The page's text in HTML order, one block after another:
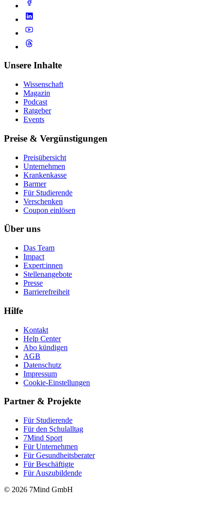
Unsere Inhalte
Wissenschaft
Magazin
Podcast
Ratgeber
Events
Preise & Vergünstigungen
Preisübersicht
Unternehmen
Krankenkasse
Barmer
Für Studierende
Ver­schen­ken
Coupon einlösen
Über uns
Das Team
Impact
Expert:innen
Stellenangebote
Presse
Barrierefreiheit
Hilfe
Kontakt
Help Center
Abo kündigen
AGB
Datenschutz
Impressum
Cookie-Einstellungen
Partner & Projekte
Für Stu­die­rende
Für den Schulalltag
7Mind Sport
Für Unter­neh­men
Für Gesund­heits­be­ra­ter
Für Beschäftigte
Für Auszubildende
© 2026 7Mind GmbH